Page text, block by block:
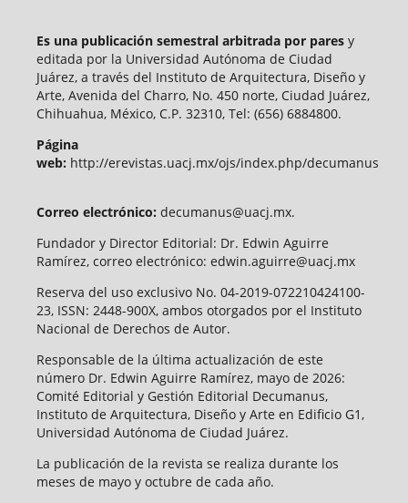
Es una publicación semestral arbitrada por pares y
editada por la Universidad Autónoma de Ciudad
Juárez, a través del Instituto de Arquitectura, Diseño y
Arte, Avenida del Charro, No. 450 norte, Ciudad Juárez,
Chihuahua, México, C.P. 32310, Tel: (656) 6884800.
Página
web: http://erevistas.uacj.mx/ojs/index.php/decumanus
Correo electrónico: decumanus@uacj.mx.
Fundador y Director Editorial: Dr. Edwin Aguirre
Ramírez, correo electrónico: edwin.aguirre@uacj.mx
Reserva del uso exclusivo No. 04-2019-072210424100-
23, ISSN: 2448-900X, ambos otorgados por el Instituto
Nacional de Derechos de Autor.
Responsable de la última actualización de este
número Dr. Edwin Aguirre Ramírez, mayo de 2026:
Comité Editorial y Gestión Editorial Decumanus,
Instituto de Arquitectura, Diseño y Arte en Edificio G1,
Universidad Autónoma de Ciudad Juárez.
La publicación de la revista se realiza durante los
meses de mayo y octubre de cada año.